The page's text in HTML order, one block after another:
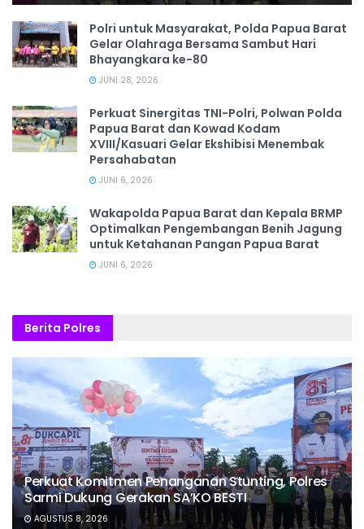
Polri untuk Masyarakat, Polda Papua Barat
Gelar Olahraga Bersama Sambut Hari
Bhayangkara ke-80
JUNI 28, 2026
‎Perkuat Sinergitas TNI-Polri, Polwan Polda
Papua Barat dan Kowad Kodam
XVIII/Kasuari Gelar Ekshibisi Menembak
Persahabatan
JUNI 6, 2026
Wakapolda Papua Barat dan Kepala BRMP
Optimalkan Pengembangan Benih Jagung
untuk Ketahanan Pangan Papua Barat
JUNI 6, 2026
Berita Polres
Perkuat Komitmen Penanganan Stunting, Polres
Sarmi Dukung Gerakan SA’KO BESTI
AGUSTUS 8, 2026